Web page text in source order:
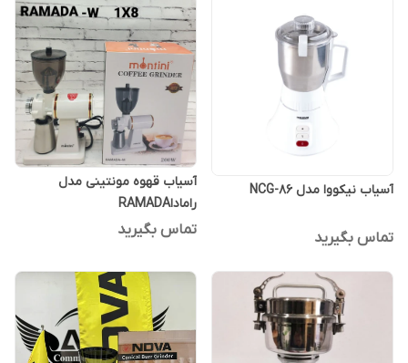
آسیاب نیکووا مدل NCG-86
تماس بگیرید
آسیاب قهوه مونتینی مدل
راماداRAMADA
تماس بگیرید